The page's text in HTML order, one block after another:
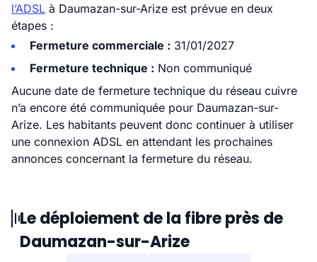
l’ADSL à Daumazan-sur-Arize est prévue en deux
étapes :
Fermeture commerciale : 31/01/2027
Fermeture technique : Non communiqué
Aucune date de fermeture technique du réseau cuivre
n’a encore été communiquée pour Daumazan-sur-
Arize. Les habitants peuvent donc continuer à utiliser
une connexion ADSL en attendant les prochaines
annonces concernant la fermeture du réseau.
Le déploiement de la fibre près de
Daumazan-sur-Arize